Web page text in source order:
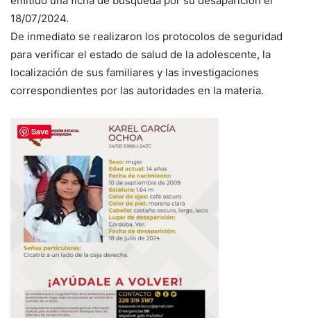
18/07/2024.
De inmediato se realizaron los protocolos de seguridad
para verificar el estado de salud de la adolescente, la
localización de sus familiares y las investigaciones
correspondientes por las autoridades en la materia.
Save